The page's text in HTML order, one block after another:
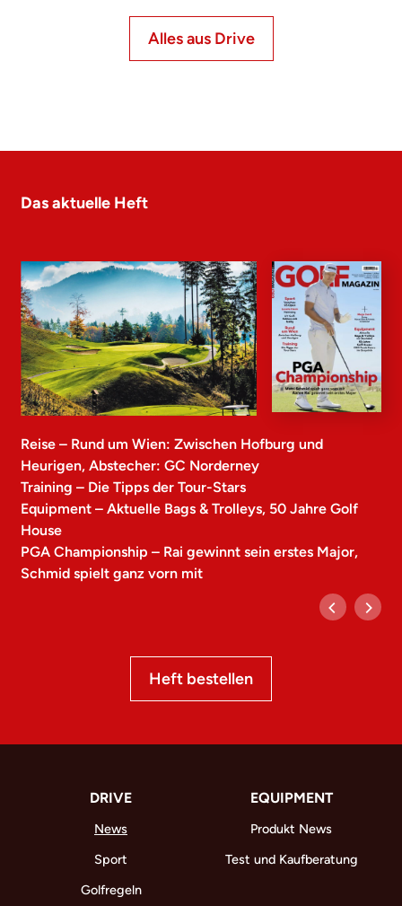
Alles aus Drive
Das aktuelle Heft
Reise – Rund um Wien: Zwischen Hofburg und
Heurigen, Abstecher: GC Norderney
Training – Die Tipps der Tour-Stars
Equipment – Aktuelle Bags & Trolleys, 50 Jahre Golf
House
PGA Championship – Rai gewinnt sein erstes Major,
Schmid spielt ganz vorn mit
Heft bestellen
DRIVE
News
Sport
Golfregeln
EQUIPMENT
Produkt News
Test und Kaufberatung